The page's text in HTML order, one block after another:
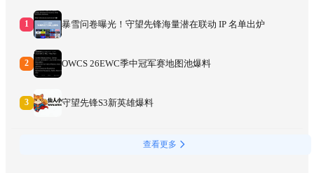
1 暴雪问卷曝光！守望先锋海量潜在联动 IP 名单出炉
2 OWCS 26EWC季中冠军赛地图池爆料
3 守望先锋S3新英雄爆料
查看更多